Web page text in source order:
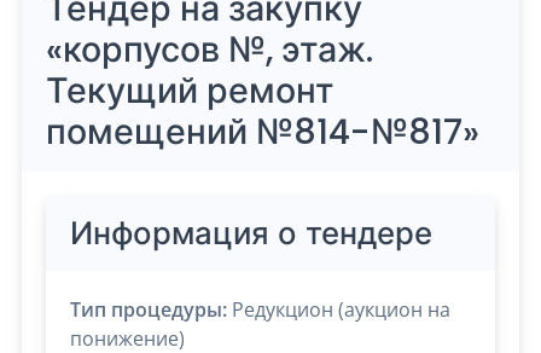
«корпусов №, этаж.
Текущий ремонт
помещений №814-№817»
Информация о тендере
Тип процедуры: Редукцион (аукцион на
понижение)